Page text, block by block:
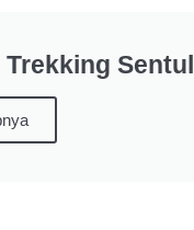
Sentul